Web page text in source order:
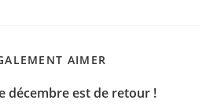
AIMER
décembre est de retour !